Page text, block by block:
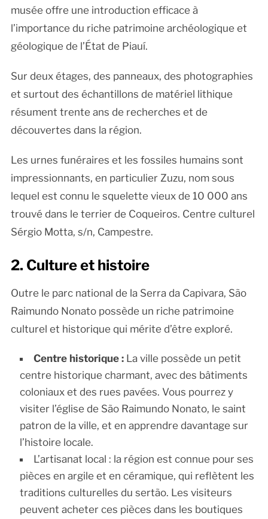
musée offre une introduction efficace à
l’importance du riche patrimoine archéologique et
géologique de l’État de Piauí.
Sur deux étages, des panneaux, des photographies
et surtout des échantillons de matériel lithique
résument trente ans de recherches et de
découvertes dans la région.
Les urnes funéraires et les fossiles humains sont
impressionnants, en particulier Zuzu, nom sous
lequel est connu le squelette vieux de 10 000 ans
trouvé dans le terrier de Coqueiros. Centre culturel
Sérgio Motta, s/n, Campestre.
2. Culture et histoire
Outre le parc national de la Serra da Capivara, São
Raimundo Nonato possède un riche patrimoine
culturel et historique qui mérite d’être exploré.
Centre historique :La ville possède un petit
centre historique charmant, avec des bâtiments
coloniaux et des rues pavées. Vous pourrez y
visiter l’église de São Raimundo Nonato, le saint
patron de la ville, et en apprendre davantage sur
l’histoire locale.
L’artisanat local : la région est connue pour ses
pièces en argile et en céramique, qui reflètent les
traditions culturelles du sertão. Les visiteurs
peuvent acheter ces pièces dans les boutiques